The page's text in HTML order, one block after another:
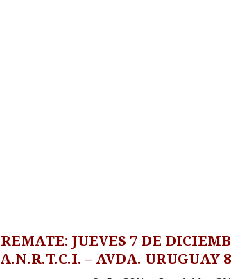
REMATE: JUEVES 7 DE
A.N.R.T.C.I. – AVDA. URUGUAY